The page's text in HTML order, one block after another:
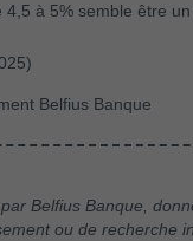
4,5 à 5% semble être
Belfius Banque
Belfius Banque,
ou de recherche